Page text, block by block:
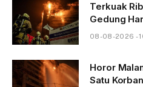
Terkuak
Gedung
08-08-2026 -
Horor
Satu